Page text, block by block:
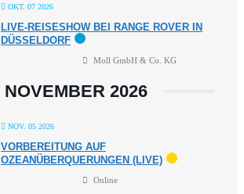
OKT. 07 2026
LIVE-REISESHOW BEI RANGE ROVER IN
DÜSSELDORF
Moll GmbH & Co. KG
NOVEMBER 2026
NOV. 05 2026
VORBEREITUNG AUF
OZEANÜBERQUERUNGEN (LIVE)
Online